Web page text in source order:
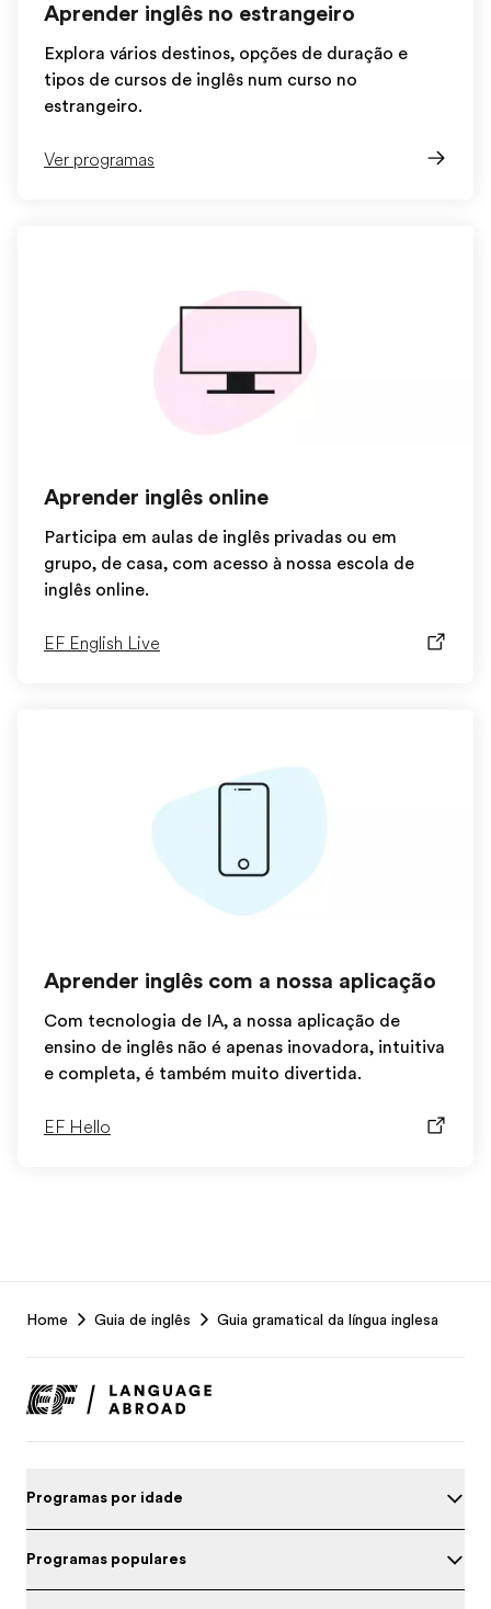
Aprender inglês no estrangeiro
Explora vários destinos, opções de duração e
tipos de cursos de inglês num curso no
estrangeiro.
Ver programas
Aprender inglês online
Participa em aulas de inglês privadas ou em
grupo, de casa, com acesso à nossa escola de
inglês online.
EF English Live
Aprender inglês com a nossa aplicação
Com tecnologia de IA, a nossa aplicação de
ensino de inglês não é apenas inovadora, intuitiva
e completa, é também muito divertida.
EF Hello
Footer
Home Guia de inglês Guia gramatical da língua inglesa
Programas por idade
Programas populares